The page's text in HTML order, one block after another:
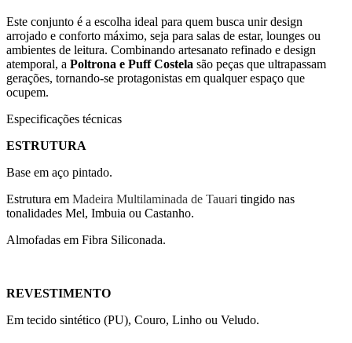
Este conjunto é a escolha ideal para quem busca unir design
arrojado e conforto máximo, seja para salas de estar, lounges ou
ambientes de leitura. Combinando artesanato refinado e design
atemporal, a Poltrona e Puff Costela são peças que ultrapassam
gerações, tornando-se protagonistas em qualquer espaço que
ocupem.
Especificações técnicas
ESTRUTURA
Base em aço pintado.
Estrutura em Madeira Multilaminada de Tauari tingido nas
tonalidades Mel, Imbuia ou Castanho.
Almofadas em Fibra Siliconada.
REVESTIMENTO
Em tecido sintético (PU), Couro, Linho ou Veludo.